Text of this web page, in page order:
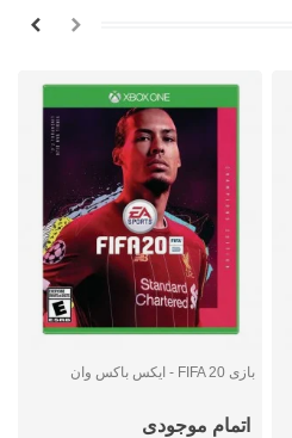
بازی FIFA 20 - ایکس باکس وان
اتمام موجودی